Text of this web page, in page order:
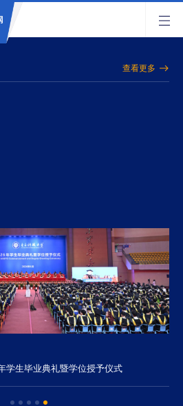
查看更多
学生毕业典礼暨学位授予仪式